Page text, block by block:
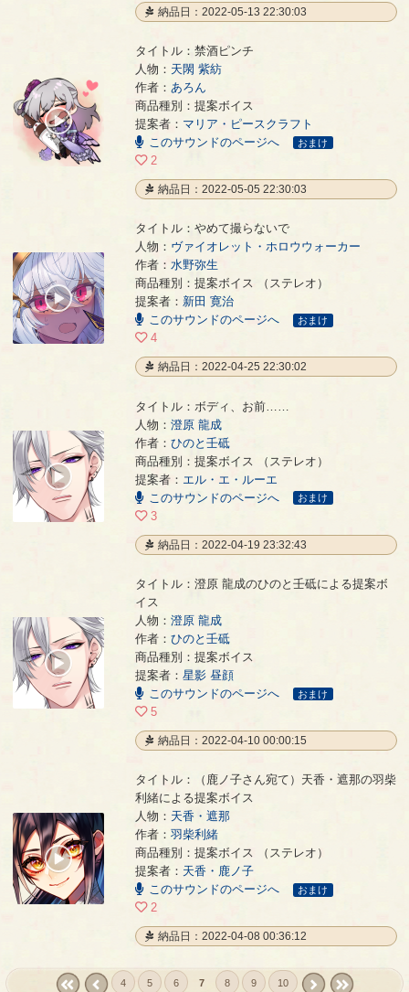
納品日：2022-05-13 22:30:03
禁酒ピンチ - あろん
00:00
00:27
タイトル：禁酒ピンチ
人物： 天閖 紫紡
作者： あろん
商品種別：提案ボイス
提案者： マリア・ピースクラフト
このサウンドのページへ
おまけ
2
納品日：2022-05-05 22:30:03
やめて撮らないで - 水野弥生
00:00
00:42
タイトル：やめて撮らないで
人物： ヴァイオレット・ホロウウォーカー
作者： 水野弥生
商品種別：提案ボイス （ステレオ）
提案者： 新田 寛治
このサウンドのページへ
おまけ
4
納品日：2022-04-25 22:30:02
ボディ、お前…… - ひのと壬砥
00:00
00:05
タイトル：ボディ、お前……
人物： 澄原 龍成
作者： ひのと壬砥
商品種別：提案ボイス （ステレオ）
提案者： エル・エ・ルーエ
このサウンドのページへ
おまけ
3
納品日：2022-04-19 23:32:43
澄原 龍成のひのと壬砥による提案ボイス
タイトル：澄原 龍成のひのと壬砥による提案ボ
イス
人物： 澄原 龍成
作者： ひのと壬砥
商品種別：提案ボイス
提案者： 星影 昼顔
このサウンドのページへ
おまけ
5
納品日：2022-04-10 00:00:15
（鹿ノ子さん宛て）天香・遮那の羽柴利緒による提案ボイス
タイトル：（鹿ノ子さん宛て）天香・遮那の羽柴
利緒による提案ボイス
人物： 天香・遮那
作者： 羽柴利緒
商品種別：提案ボイス （ステレオ）
提案者： 天香・鹿ノ子
このサウンドのページへ
おまけ
2
納品日：2022-04-08 00:36:12
4 5 6 7 8 9 10